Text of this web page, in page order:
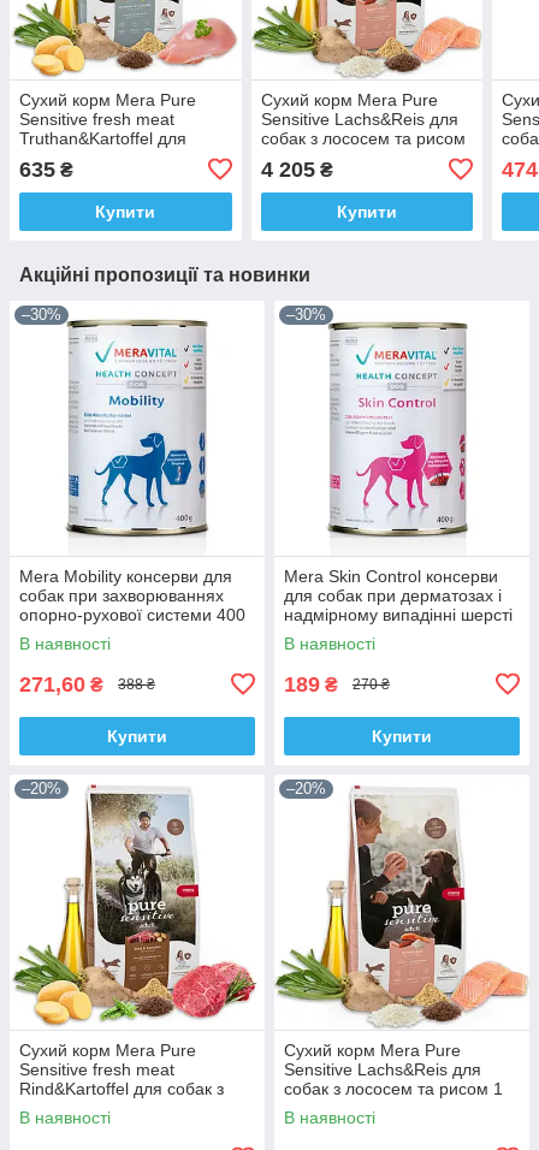
Сухий корм Mera Pure
Sensitive fresh meat
Truthan&Kartoffel для
картоплі 1
635 ₴
Купити
Сухий корм Mera Pure
Sensitive Lachs&Reis для
собак з лососем та рисом
4 205₴
Купити
Акційні пропозиції та новинки
–30%
Mera Mobility консерви для
собак при захворюваннях
опорно-рухової системи 400
гВ наявності
271,60 ₴ 388 ₴
Купити
–30%
Mera Skin Control консерви
для собак при дерматозах і
надмірному випадінні шерсті
400 г
В наявності
189 ₴ 270 ₴
Купити
–20%
Сухий корм Mera Pure
Sensitive fresh meat
Rind&Kartoffel для собак з
м'ясом яловичи і картоплі 1
кг
В наявності
–20%
Сухий корм Mera Pure
Sensitive Lachs&Reis для
собак з лососем та рисом 1
кг
В наявності